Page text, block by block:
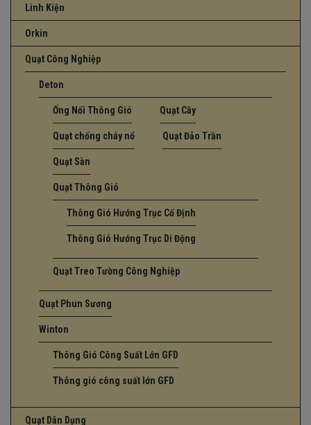
Linh Kiện
Orkin
Quạt Công Nghiệp
Deton
Ống Nối Thông Gió Quạt Cây
Quạt chống cháy nổ Quạt Đảo Trần
Quạt Sàn
Quạt Thông Gió
Thông Gió Hướng Trục Cố Định
Thông Gió Hướng Trục Di Động
Quạt Treo Tường Công Nghiệp
Quạt Phun Sương
Winton
Thông Gió Công Suất Lớn GFD
Thông gió công suất lớn GFD
Quạt Dân Dụng